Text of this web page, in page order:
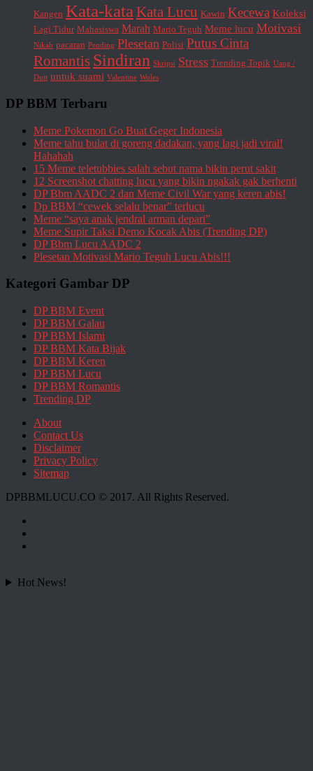
Kangen Kata-kata Kata Lucu Kawin Kecewa Koleksi
Lagi Tidur Mahasiswa Marah Mario Teguh Meme lucu Motivasi
Nikah pacaran Pending Plesetan Polisi Putus Cinta
Romantis Sindiran Skripsi Stress Trending Topik Uang /
Duit untuk suami Valentine Woles
DP BBM Terbaru
Meme Pokemon Go Buat Geger Indonesia
Meme tahu bulat di goreng dadakan, yang lagi jadi viral!
Hahahah
15 Meme teletubbies salah sebut nama bikin perut sakit
12 Screenshot chatting lucu yang bikin ngakak gak berhenti
DP Bbm AADC 2 dan Meme Civil War yang keren abis!
Dp BBM “cewek selalu benar” terlucu
Meme “saya anak jendral arman depari”
Meme Supir Taksi Demo Kocak Abis (Trending DP)
DP Bbm Lucu AADC 2
Plesetan Motivasi Mario Teguh Lucu Abis!!!
Kategori Gambar DP
DP BBM Event
DP BBM Galau
DP BBM Islami
DP BBM Kata Bijak
DP BBM Keren
DP BBM Lucu
DP BBM Romantis
Trending DP
About
Contact Us
Disclaimer
Privacy Policy
Sitemap
DPBBMLUCU.CO © 2017. All Rights Reserved.
Hot News!